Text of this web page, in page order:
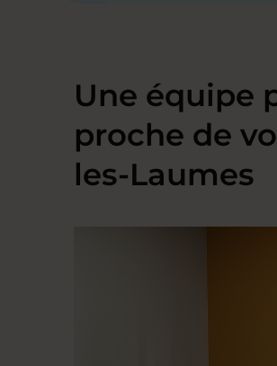
Une équipe
proche de
les-Laumes